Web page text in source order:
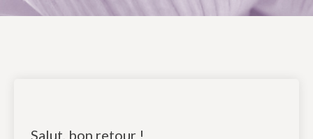
Salut, bon retour !